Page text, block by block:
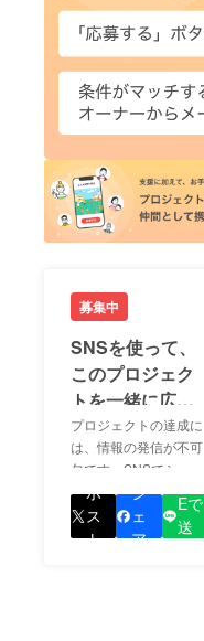
募集中
SNSを使って、
このプロジェク
トを一緒に広め
ましょう！
プロジェクトの達成に
は、情報の発信が不可
欠です。SNSでシェア
をして、あなたが応援
しているプロジェクト
の良さを知ってもらい
ポ
ス
ト
シ
ェ
ア
Eで
送